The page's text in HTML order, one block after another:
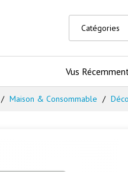
Vus
Maison & Consommable